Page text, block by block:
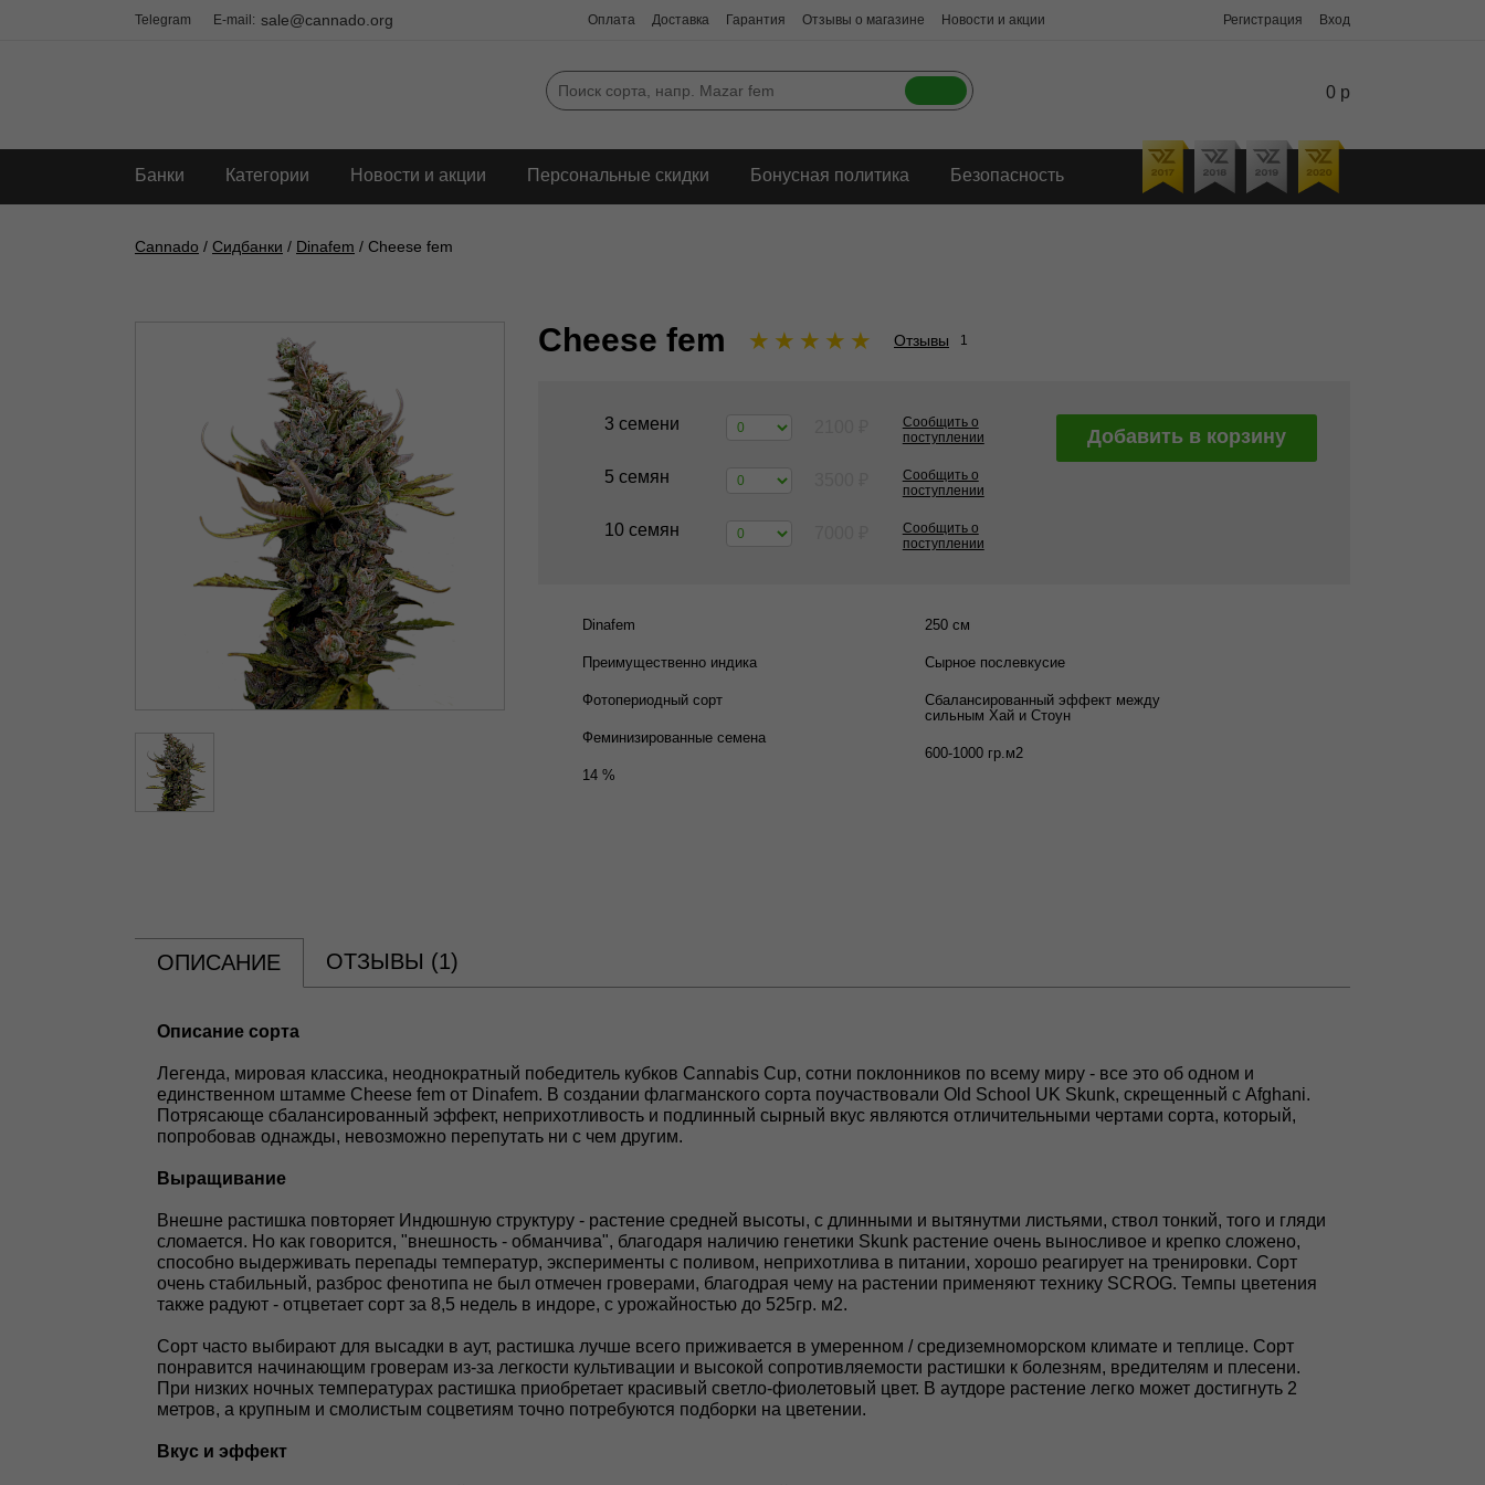
Telegram E-mail: sale@cannado.org Оплата Доставка Гарантия Отзывы о магазине Новости и акции Регистрация Вход
0 р
Банки Категории Новости и акции Персональные скидки Бонусная политика Безопасность
Cannado / Сидбанки / Dinafem / Cheese fem
Cheese fem ★ ★ ★ ★ ★ Отзывы 1
3 семени
Сообщить о
поступлении
5 семян
Сообщить о
поступлении
10 семян
Сообщить о
поступлении
Добавить в корзину
Dinafem
Преимущественно индика
Фотопериодный сорт
Феминизированные семена
14 %
250 см
Сырное послевкусие
Сбалансированный эффект между
сильным Хай и Стоун
600-1000 гр.м2
ОПИСАНИЕ ОТЗЫВЫ (1)
Oпиcaниe copтa
Легенда, мировая классика, неоднократный победитель кубков Cannabis Cup, сотни поклонников по всему миру - все это об одном и
единственном штамме Cheese fem от Dinafem. В создании флагманского сорта поучаствовали Old School UK Skunk, скрещенный с Afghani.
Потрясающе сбалансированный эффект, неприхотливость и подлинный сырный вкус являются отличительными чертами сорта, который,
попробовав однажды, невозможно перепутать ни с чем другим.
Выращивание
Внешне растишка повторяет Индюшную структуру - растение средней высоты, с длинными и вытянутми листьями, ствол тонкий, того и гляди
сломается. Но как говорится, "внешность - обманчива", благодаря наличию генетики Skunk растение очень выносливое и крепко сложено,
способно выдерживать перепады температур, эксперименты с поливом, неприхотлива в питании, хорошо реагирует на тренировки. Сорт
очень стабильный, разброс фенотипа не был отмечен гроверами, благодрая чему на растении применяют технику SCROG. Темпы цветения
также радуют - отцветает сорт за 8,5 недель в индоре, с урожайностью до 525гр. м2.
Сорт часто выбирают для высадки в аут, растишка лучше всего приживается в умеренном / средиземноморском климате и теплице. Сорт
понравится начинающим гроверам из-за легкости культивации и высокой сопротивляемости растишки к болезням, вредителям и плесени.
При низких ночных температурах растишка приобретает красивый светло-фиолетовый цвет. В аутдоре растение легко может достигнуть 2
метров, а крупным и смолистым соцветиям точно потребуются подборки на цветении.
Вкус и эффект